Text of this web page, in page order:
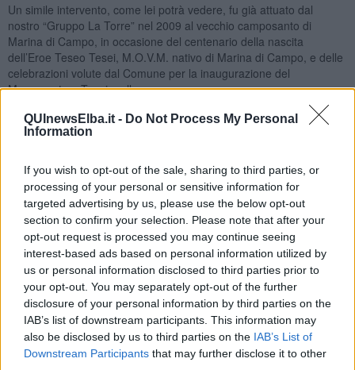
QUInewsElba.it - Do Not Process My Personal
Information
If you wish to opt-out of the sale, sharing to third parties, or
processing of your personal or sensitive information for
targeted advertising by us, please use the below opt-out
section to confirm your selection. Please note that after your
opt-out request is processed you may continue seeing
interest-based ads based on personal information utilized by
us or personal information disclosed to third parties prior to
your opt-out. You may separately opt-out of the further
disclosure of your personal information by third parties on the
IAB’s list of downstream participants. This information may
also be disclosed by us to third parties on the IAB’s List of
Downstream Participants that may further disclose it to other
Un simile intervento, come lei potrà vedere, fu già attuato dal
nostro “Gruppo La Torre” nel 2009 al vecchio camposanto di
Marina di Campo, in occasione del centenario della nascita
dell’Eroe Teseo Tesei, M.O.V.M. nativo di Marina di Campo, e delle
celebrazioni volute dal Comune per la inaugurazione del
Monumento a Tesei, nella
Cappella della Memoria del vecchi Camposanto Monumentale.
Ma ritornando alla mia sorpresa poco sopra espressa,non posso
considerazione.
Mi riferisco ad esempio al fatto che in occasione della"Festa della
Repubblica" del 2 giugno u.s., nessuna iniziativa è stata
promossa
dal Comune , nessun corteo, nessuna corona al Monumento ai
quei Caduti che permisero, con il loro sacrificio, la reale nascita
della Repubblica Italiana ?
Analogo stupore in occasione dellaricorrenza del 70°
Anniversario dello Sbarco Alleato da Lei liquidato con poche
righe sui media locali,asserendo che i tempi non sono ancora
maturi, che gli avvenimenti non possono avere una visione di parte,